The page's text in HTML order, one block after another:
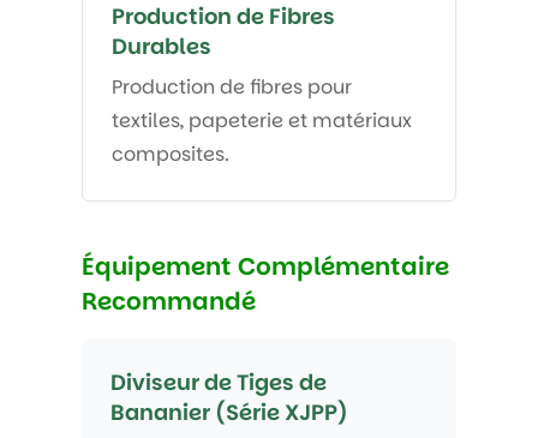
Production de Fibres
Durables
Production de fibres pour
textiles, papeterie et matériaux
composites.
Équipement Complémentaire
Recommandé
Diviseur de Tiges de
Bananier (Série XJPP)